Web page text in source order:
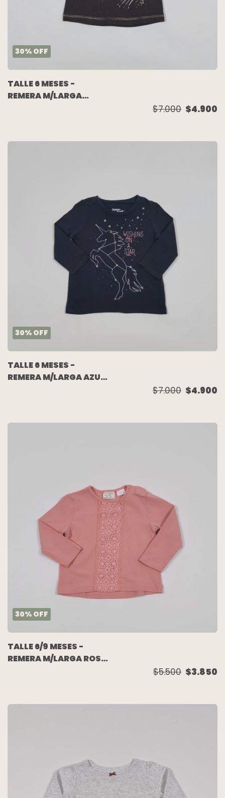
30% OFF
TALLE 6 MESES -
REMERA M/LARGA
$7.000 $4.900
30% OFF
TALLE 6 MESES -
REMERA M/LARGA AZUL
$7.000 $4.900
30% OFF
TALLE 6/9 MESES -
REMERA M/LARGA ROSA
$5.500 $3.850